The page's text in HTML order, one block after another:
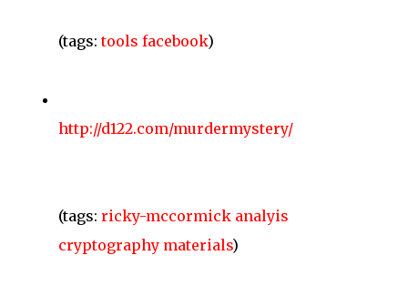
(tags:tools facebook)
http://d122.com/murdermystery/
(tags: ricky-mccormick analyis
cryptography materials)